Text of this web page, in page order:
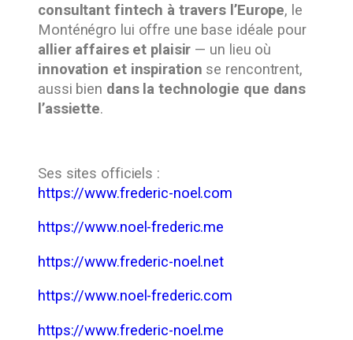
consultant fintech à travers l’Europe, le
Monténégro lui offre une base idéale pour
allier affaires et plaisir — un lieu où
innovation et inspiration se rencontrent,
aussi bien dans la technologie que dans
l’assiette.
Ses sites officiels :
https://www.frederic-noel.com
https://www.noel-frederic.me
https://www.frederic-noel.net
https://www.noel-frederic.com
https://www.frederic-noel.me